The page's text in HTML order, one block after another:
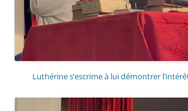
Luthérine s’escrime à lui démontrer